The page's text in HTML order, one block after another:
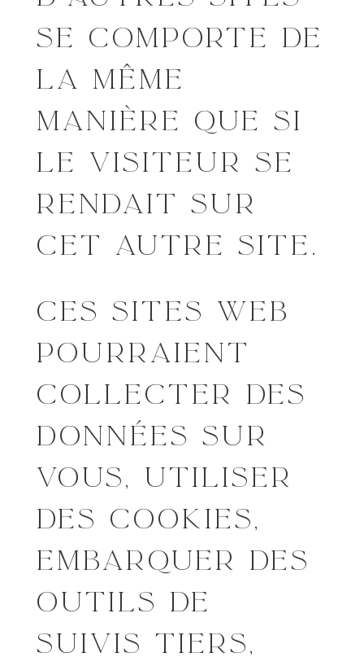
SE COMPORTE DE
LA MÊME
MANIÈRE QUE SI
LE VISITEUR SE
RENDAIT SUR
CET AUTRE SITE.
CES SITES WEB
POURRAIENT
COLLECTER DES
DONNÉES SUR
VOUS, UTILISER
DES COOKIES,
EMBARQUER DES
OUTILS DE
SUIVIS TIERS,